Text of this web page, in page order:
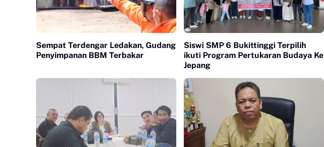
Sempat Terdengar Ledakan, Gudang
Penyimpanan BBM Terbakar
Siswi SMP 6 Bukittinggi Terpilih
ikuti Program Pertukaran Budaya Ke
Jepang